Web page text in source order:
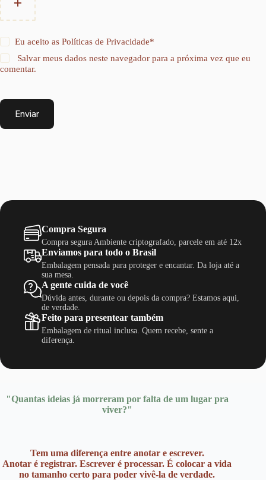
Eu aceito asPolíticas de Privacidade*
Salvar meus dados neste navegador para a próxima vez que eu
comentar.
Enviar
Compra Segura
Compra segura Ambiente criptografado, parcele em até 12x
Enviamos para todo o Brasil
Embalagem pensada para proteger e encantar. Da loja até a
sua mesa.
A gente cuida de você
Dúvida antes, durante ou depois da compra? Estamos aqui,
de verdade.
Feito para presentear também
Embalagem de ritual inclusa. Quem recebe, sente a
diferença.
"Quantas ideias já morreram por falta de um lugar pra
viver?"
Tem uma diferença entre anotar e escrever.
Anotar é registrar. Escrever é processar. É colocar a vida
no tamanho certo para poder vivê-la de verdade.